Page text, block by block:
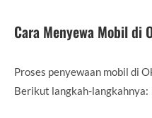
Cara Menyewa Mobil di
Proses penyewaan mobil di
Berikut langkah-langkahnya: